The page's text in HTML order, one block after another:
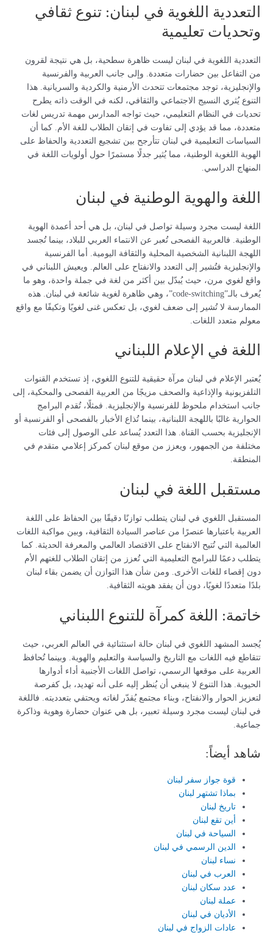
التعددية اللغوية في لبنان: تنوع ثقافي
وتحديات تعليمية
التعددية اللغوية في لبنان ليست ظاهرة سطحية، بل هي نتيجة لقرون
من التفاعل بين حضارات متعددة. وإلى جانب العربية والفرنسية
والإنجليزية، توجد مجتمعات تتحدث الأرمنية والكردية والسريانية. هذا
التنوع يُثري النسيج الاجتماعي والثقافي، لكنه في الوقت ذاته يطرح
تحديات في النظام التعليمي، حيث تواجه المدارس مهمة تدريس لغات
متعددة، مما قد يؤدي إلى تفاوت في إتقان الطلاب للغة الأم. كما أن
السياسات التعليمية في لبنان تتأرجح بين تشجيع التعددية والحفاظ على
الهوية اللغوية الوطنية، مما يُثير جدلًا مستمرًا حول أولويات اللغة في
المنهاج الدراسي.
اللغة والهوية الوطنية في لبنان
اللغة ليست مجرد وسيلة تواصل في لبنان، بل هي أحد أعمدة الهوية
الوطنية. فالعربية الفصحى تُعبر عن الانتماء العربي للبلاد، بينما تُجسد
اللهجة اللبنانية الشخصية المحلية والثقافة اليومية. أما الفرنسية
والإنجليزية فتُشير إلى التعدد والانفتاح على العالم. ويعيش اللبناني في
واقع لغوي مرن، حيث يُبدّل بين أكثر من لغة في جملة واحدة، وهو ما
يُعرف بالـ”code-switching”، وهي ظاهرة لغوية شائعة في لبنان. هذه
الممارسة لا تُشير إلى ضعف لغوي، بل تعكس غنى لغويًا وتكيفًا مع واقع
معولم متعدد اللغات.
اللغة في الإعلام اللبناني
يُعتبر الإعلام في لبنان مرآة حقيقية للتنوع اللغوي، إذ تستخدم القنوات
التلفزيونية والإذاعية والصحف مزيجًا من العربية الفصحى والمحكية، إلى
جانب استخدام ملحوظ للفرنسية والإنجليزية. فمثلًا، تُقدم البرامج
الحوارية غالبًا باللهجة اللبنانية، بينما تُذاع الأخبار بالفصحى أو الفرنسية أو
الإنجليزية بحسب القناة. هذا التعدد يُساعد على الوصول إلى فئات
مختلفة من الجمهور، ويعزز من موقع لبنان كمركز إعلامي متقدم في
المنطقة.
مستقبل اللغة في لبنان
المستقبل اللغوي في لبنان يتطلب توازنًا دقيقًا بين الحفاظ على اللغة
العربية باعتبارها عنصرًا من عناصر السيادة الثقافية، وبين مواكبة اللغات
العالمية التي تُتيح الانفتاح على الاقتصاد العالمي والمعرفة الحديثة. كما
يتطلب دعمًا للبرامج التعليمية التي تُعزز من إتقان الطلاب للغتهم الأم
دون إقصاء للغات الأخرى. ومن شأن هذا التوازن أن يضمن بقاء لبنان
بلدًا متعددًا لغويًا، دون أن يفقد هويته الثقافية.
خاتمة: اللغة كمرآة للتنوع اللبناني
يُجسد المشهد اللغوي في لبنان حالة استثنائية في العالم العربي، حيث
تتقاطع فيه اللغات مع التاريخ والسياسة والتعليم والهوية. وبينما تُحافظ
العربية على موقعها الرسمي، تواصل اللغات الأجنبية أداء أدوارها
الحيوية. هذا التنوع لا ينبغي أن يُنظر إليه على أنه تهديد، بل كفرصة
لتعزيز الحوار والانفتاح، وبناء مجتمع يُقدّر لغاته ويحتفي بتعدديته. فاللغة
في لبنان ليست مجرد وسيلة تعبير، بل هي عنوان حضارة وهوية وذاكرة
جماعية.
شاهد أيضاً:
قوة جواز سفر لبنان
بماذا تشتهر لبنان
تاريخ لبنان
أين تقع لبنان
السياحة في لبنان
الدين الرسمي في لبنان
نساء لبنان
العرب في لبنان
عدد سكان لبنان
عملة لبنان
الأديان في لبنان
عادات الزواج في لبنان